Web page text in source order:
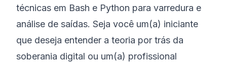
técnicas em Bash e Python para varredura e
análise de saídas. Seja você um(a) iniciante
que deseja entender a teoria por trás da
soberania digital ou um(a) profissional